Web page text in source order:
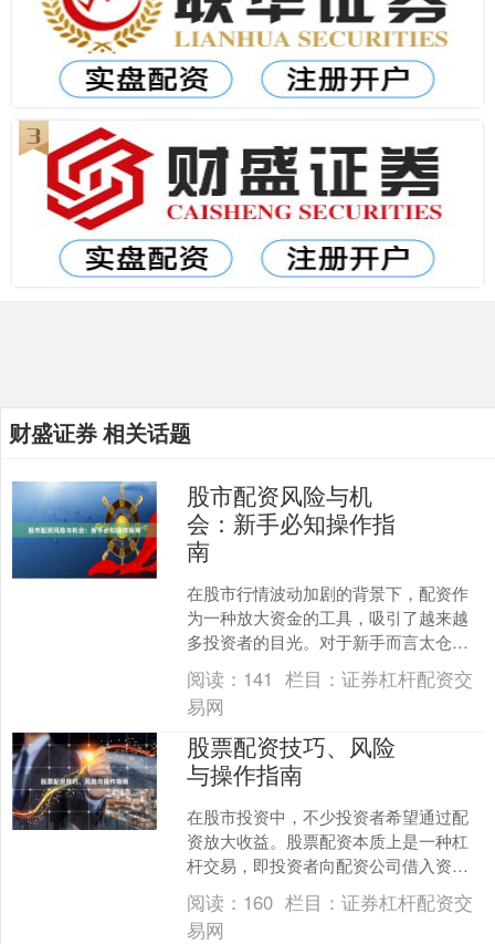
财盛证券 相关话题
股市配资风险与机
会：新手必知操作指
南
在股市行情波动加剧的背景下，配资作
为一种放大资金的工具，吸引了越来越
多投资者的目光。对于新手而言太仓股
票配资，配资既可能带来超额收益，也
暗藏巨大风险。本文将系统....
阅读： 141 栏目：证券杠杆配资交
易网
股票配资技巧、风险
与操作指南
在股市投资中，不少投资者希望通过配
资放大收益。股票配资本质上是一种杠
杆交易，即投资者向配资公司借入资金
进行股票买卖。本文将详细介绍股票配
资的核心技巧、潜在风险以....
阅读： 160 栏目：证券杠杆配资交
易网